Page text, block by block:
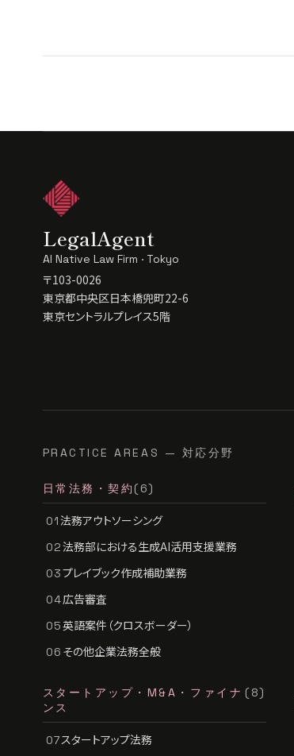
LegalAgent
AI Native Law Firm · Tokyo
〒103-0026
東京都中央区日本橋兜町22-6
東京セントラルプレイス5階
PRACTICE AREAS — 対応分野
日常法務・契約 (6)
01法務アウトソーシング
02法務部における生成AI活用支援業務
03プレイブック作成補助業務
04広告審査
05英語案件（クロスボーダー）
06 その他企業法務全般
スタートアップ・M&A・ファイナ
ンス
(8)
07スタートアップ法務